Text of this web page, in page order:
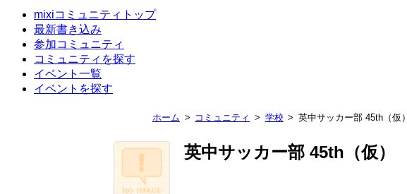
mixiコミュニティトップ
最新書き込み
参加コミュニティ
コミュニティを探す
イベント一覧
イベントを探す
ホーム コミュニティ 学校 英中サッカー部 45th（仮）
英中サッカー部 45th（仮）